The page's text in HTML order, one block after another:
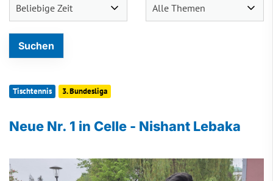
Tischtennis 3. Bundesliga
Neue Nr. 1 in Celle - Nishant Lebaka